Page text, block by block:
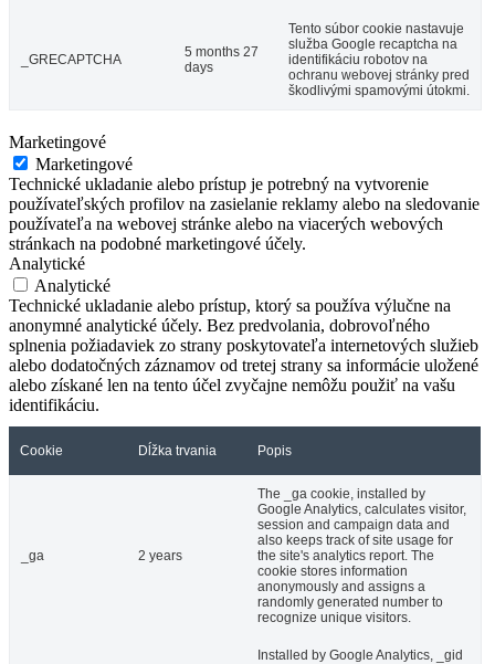
_GRECAPTCHA
5 months 27
days
Tento súbor cookie nastavuje
služba Google recaptcha na
identifikáciu robotov na
ochranu webovej stránky pred
škodlivými spamovými útokmi.
Marketingové
Marketingové
Technické ukladanie alebo prístup je potrebný na vytvorenie
používateľských profilov na zasielanie reklamy alebo na sledovanie
používateľa na webovej stránke alebo na viacerých webových
stránkach na podobné marketingové účely.
Analytické
Analytické
Technické ukladanie alebo prístup, ktorý sa používa výlučne na
anonymné analytické účely. Bez predvolania, dobrovoľného
splnenia požiadaviek zo strany poskytovateľa internetových služieb
alebo dodatočných záznamov od tretej strany sa informácie uložené
alebo získané len na tento účel zvyčajne nemôžu použiť na vašu
identifikáciu.
Cookie Dĺžka trvania Popis
_ga 2 years
The _ga cookie, installed by
Google Analytics, calculates visitor,
session and campaign data and
also keeps track of site usage for
the site's analytics report. The
cookie stores information
anonymously and assigns a
randomly generated number to
recognize unique visitors.
Installed by Google Analytics, _gid